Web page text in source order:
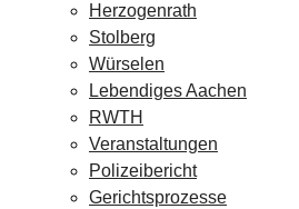
Herzogenrath
Stolberg
Würselen
Lebendiges Aachen
RWTH
Veranstaltungen
Polizeibericht
Gerichtsprozesse